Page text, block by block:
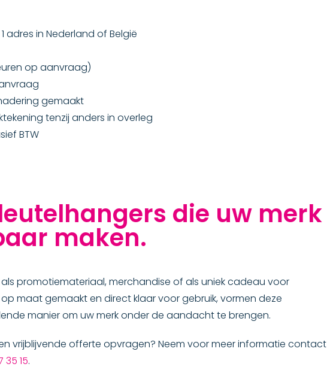
adres in Nederland of België
op aanvraag)
gemaakt
tenzij anders in overleg
BTW
die uw merk
maken.
promotiemateriaal, merchandise of als uniek cadeau voor
maat gemaakt en direct klaar voor gebruik, vormen deze
manier om uw merk onder de aandacht te brengen.
vrijblijvende offerte opvragen? Neem voor meer informatie contact
35 15.